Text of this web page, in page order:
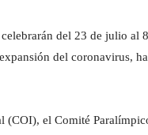
del 23 de julio al
del coronavirus,
(COI), el Comité